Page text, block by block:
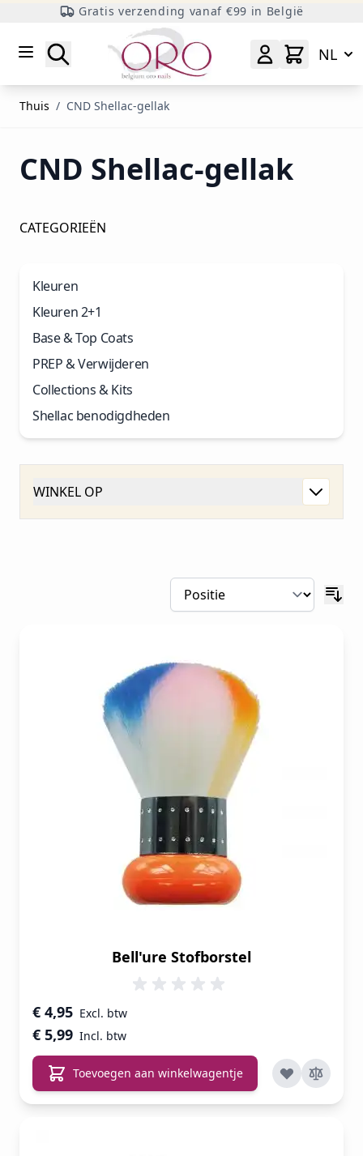
Gratis verzending vanaf €99 in België
Zoeken
NL
Thuis / CND Shellac-gellak
CND Shellac-gellak
CATEGORIEËN
Kleuren
Kleuren 2+1
Base & Top Coats
PREP & Verwijderen
Collections & Kits
Shellac benodigdheden
WINKEL OP
Bell'ure Stofborstel
€ 5,99
€ 4,95
Toevoegen aan winkelwagentje